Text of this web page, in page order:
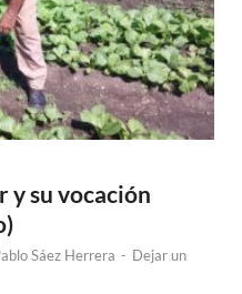
y su vocación
Sáez Herrera - Dejar un